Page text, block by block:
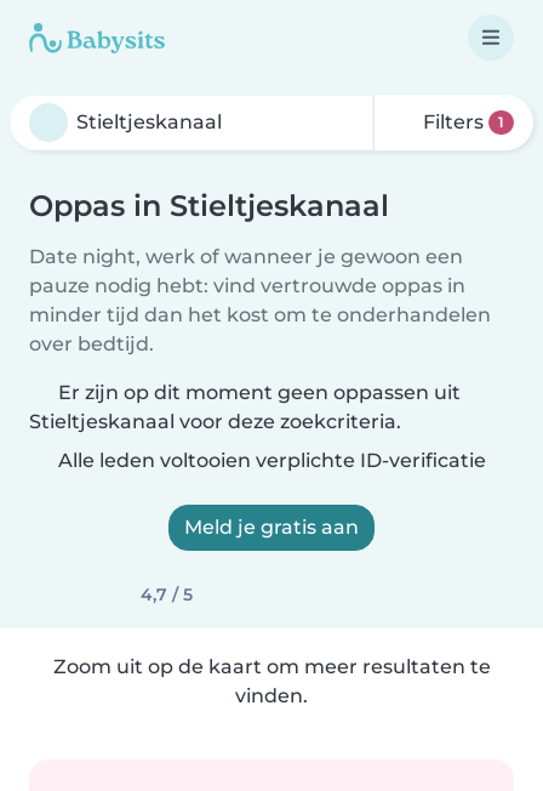
Filters 1
Oppas in Stieltjeskanaal
Date night, werk of wanneer je gewoon een
pauze nodig hebt: vind vertrouwde oppas in
minder tijd dan het kost om te onderhandelen
over bedtijd.
Er zijn op dit moment geen oppassen uit
Stieltjeskanaal voor deze zoekcriteria.
Alle leden voltooien verplichte ID-verificatie
Meld je gratis aan
4,7 / 5
Zoom uit op de kaart om meer resultaten te
vinden.